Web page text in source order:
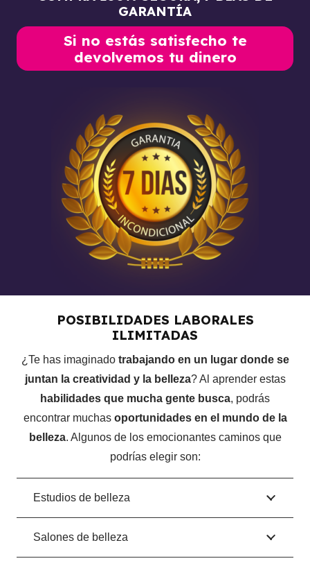
GARANTÍA
Si no estás satisfecho te
devolvemos tu dinero
POSIBILIDADES LABORALES
ILIMITADAS
¿Te has imaginado trabajando en un lugar donde se
juntan la creatividad y la belleza? Al aprender estas
habilidades que mucha gente busca, podrás
encontrar muchas oportunidades en el mundo de la
belleza. Algunos de los emocionantes caminos que
podrías elegir son:
Estudios de belleza
Salones de belleza